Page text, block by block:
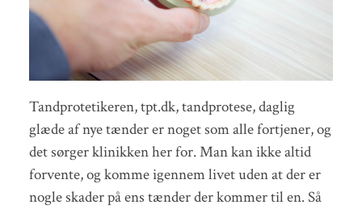
Tandprotetikeren, tpt.dk, tandprotese, daglig
glæde af nye tænder er noget som alle fortjener, og
det sørger klinikken her for. Man kan ikke altid
forvente, og komme igennem livet uden at der er
nogle skader på ens tænder der kommer til en. Så